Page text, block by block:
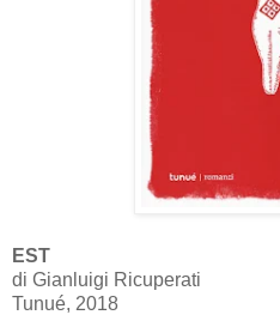
EST
di Gianluigi Ricuperati
Tunué, 2018